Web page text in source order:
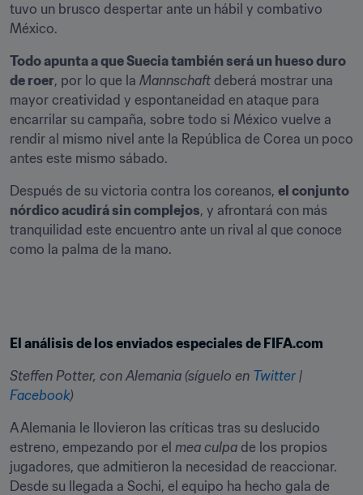
tuvo un brusco despertar ante un hábil y combativo
México.
Todo apunta a que Suecia también será un hueso duro
de roer, por lo que la Mannschaft deberá mostrar una
mayor creatividad y espontaneidad en ataque para
encarrilar su campaña, sobre todo si México vuelve a
rendir al mismo nivel ante la República de Corea un poco
antes este mismo sábado.
Después de su victoria contra los coreanos, el conjunto
nórdico acudirá sin complejos, y afrontará con más
tranquilidad este encuentro ante un rival al que conoce
como la palma de la mano.
El análisis de los enviados especiales de FIFA.com
Steffen Potter, con Alemania (síguelo en Twitter
Facebook)
A Alemania le llovieron las críticas tras su deslucido
estreno, empezando por el mea culpa de los propios
jugadores, que admitieron la necesidad de reaccionar.
Desde su llegada a Sochi, el equipo ha hecho gala de